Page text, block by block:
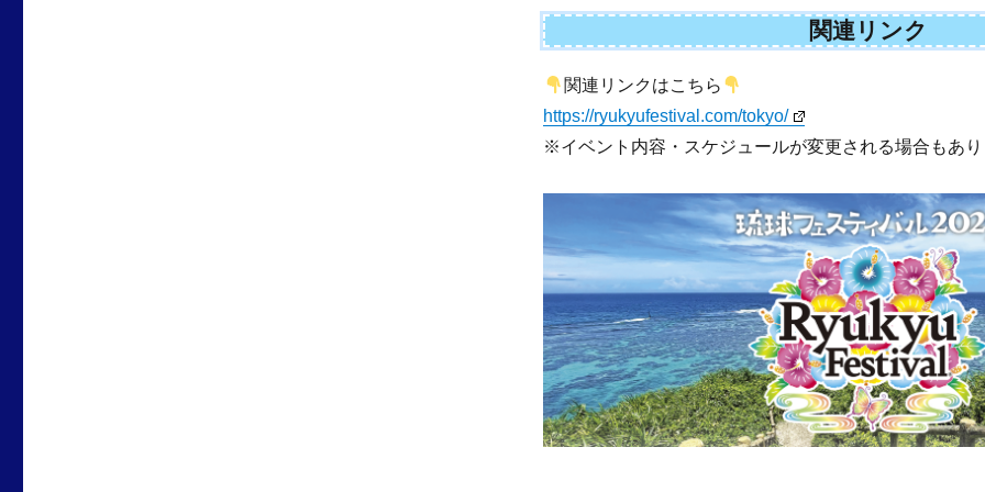
関連リンク
関連リンクはこちら
https://ryukyufestival.com/tokyo/
※イベント内容・スケジュールが変更される場合もあ